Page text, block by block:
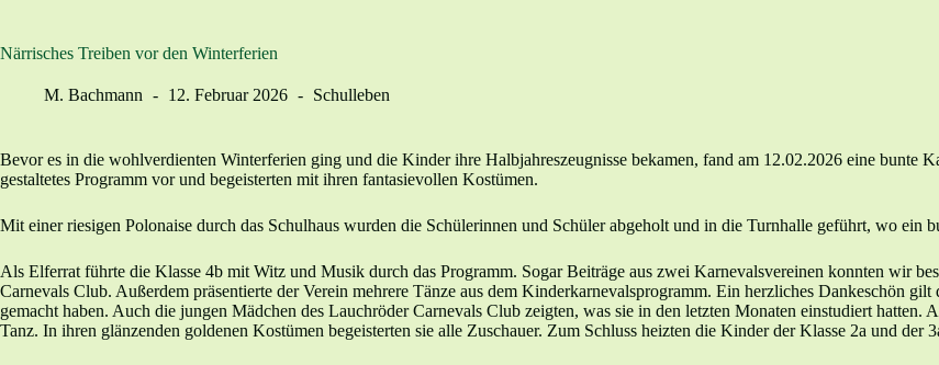
Närrisches Treiben vor den Winterferien
M. Bachmann 12. Februar 2026 Schulleben
Bevor es in die wohlverdienten Winterferien ging und die Kinder ihre Halbjahreszeugnisse bekamen, fand am 12.02.2026 eine bunte
gestaltetes Programm vor und begeisterten mit ihren fantasievollen Kostümen.
Mit einer riesigen Polonaise durch das Schulhaus wurden die Schülerinnen und Schüler abgeholt und in die Turnhalle geführt, wo ein
Als Elferrat führte die Klasse 4b mit Witz und Musik durch das Programm. Sogar Beiträge aus zwei Karnevalsvereinen konnten wir
Carnevals Club. Außerdem präsentierte der Verein mehrere Tänze aus dem Kinderkarnevalsprogramm. Ein herzliches Dankeschön
gemacht haben. Auch die jungen Mädchen des Lauchröder Carnevals Club zeigten, was sie in den letzten Monaten einstudiert hatten.
Tanz. In ihren glänzenden goldenen Kostümen begeisterten sie alle Zuschauer. Zum Schluss heizten die Kinder der Klasse 2a und